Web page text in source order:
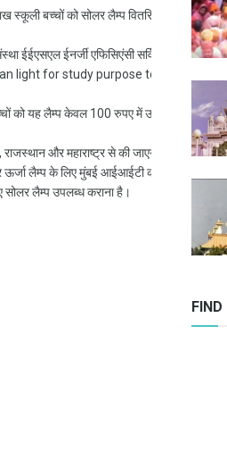
स्कूली बच्चों को सोलर लैम्प वितरित करेगी।
ईईएसएल ईनर्जी एफिसिएंसी सर्विसेज
light for study purpose to every child
को यह लैम्प केवल 100 रुपए में उपलब्ध कराई
और महाराष्ट्र से की जाएगी।
ऊर्जा लैम्प के लिए मुंबई आईआईटी को 1800
लैम्प उपलब्ध कराना है।